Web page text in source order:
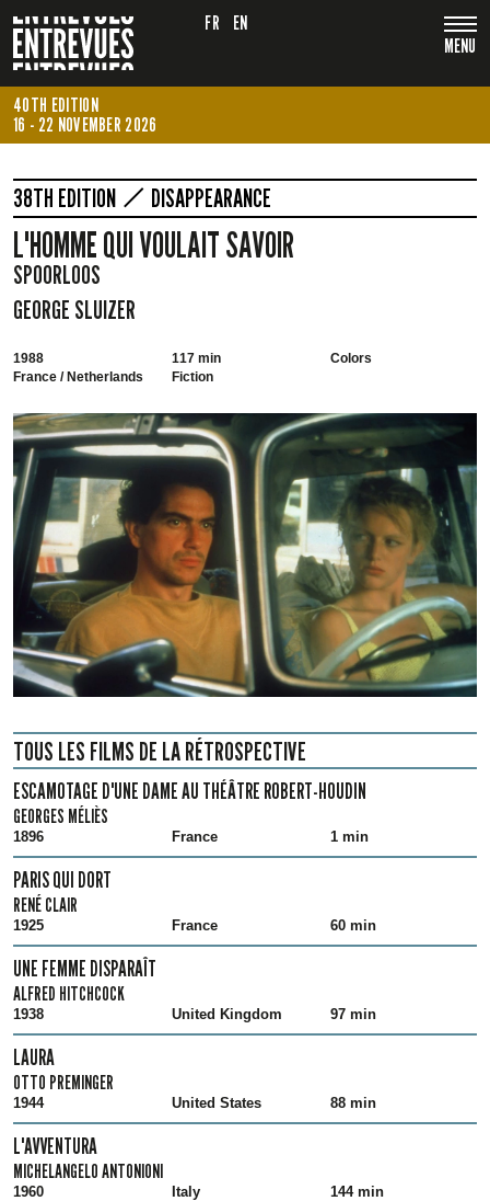
MENU
FR EN
40TH EDITION
16 - 22 NOVEMBER 2026
38TH EDITION DISAPPEARANCE
L'HOMME QUI VOULAIT SAVOIR
SPOORLOOS
GEORGE SLUIZER
1988
France / Netherlands
117 min
Fiction
Colors
TOUS LES FILMS DE LA RÉTROSPECTIVE
ESCAMOTAGE D'UNE DAME AU THÉÂTRE ROBERT-HOUDIN
GEORGES MÉLIÈS
1896 France 1 min
PARIS QUI DORT
RENÉ CLAIR
1925 France 60 min
UNE FEMME DISPARAÎT
ALFRED HITCHCOCK
1938 United Kingdom 97 min
LAURA
OTTO PREMINGER
1944 United States 88 min
L'AVVENTURA
MICHELANGELO ANTONIONI
1960 Italy 144 min